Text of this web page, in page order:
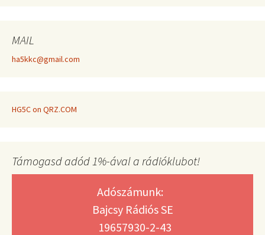
MAIL
ha5kkc@gmail.com
HG5C on QRZ.COM
Támogasd adód 1%-ával a rádióklubot!
Adószámunk:
Bajcsy Rádiós SE
19657930-2-43